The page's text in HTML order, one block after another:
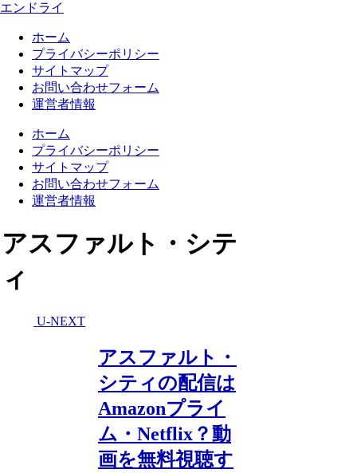
エンドライ
ホーム
プライバシーポリシー
サイトマップ
お問い合わせフォーム
運営者情報
ホーム
プライバシーポリシー
サイトマップ
お問い合わせフォーム
運営者情報
アスファルト・シテ
ィ
U-NEXT
アスファルト・
シティの配信は
Amazonプライ
ム・Netflix？動
画を無料視聴す